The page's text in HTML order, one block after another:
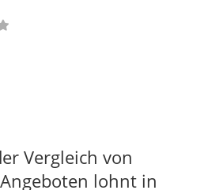
Vergleich von
lohnt in